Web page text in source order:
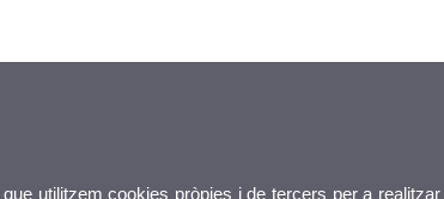
utilitzem cookies pròpies i de tercers per a realitzar